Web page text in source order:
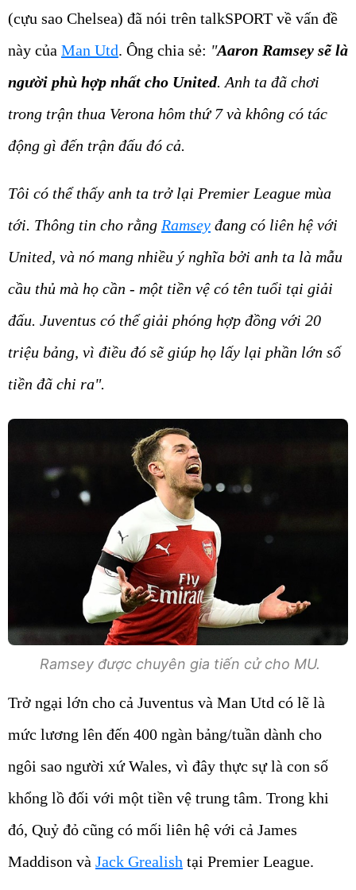
(cựu sao Chelsea) đã nói trên talkSPORT về vấn đề
này của Man Utd. Ông chia sẻ: "Aaron Ramsey sẽ là
người phù hợp nhất cho United. Anh ta đã chơi
trong trận thua Verona hôm thứ 7 và không có tác
động gì đến trận đấu đó cả.
Tôi có thể thấy anh ta trở lại Premier League mùa
tới. Thông tin cho rằng Ramsey đang có liên hệ với
United, và nó mang nhiều ý nghĩa bởi anh ta là mẫu
cầu thủ mà họ cần - một tiền vệ có tên tuổi tại giải
đấu. Juventus có thể giải phóng hợp đồng với 20
triệu bảng, vì điều đó sẽ giúp họ lấy lại phần lớn số
tiền đã chi ra".
Ramsey được chuyên gia tiến cử cho MU.
Trở ngại lớn cho cả Juventus và Man Utd có lẽ là
mức lương lên đến 400 ngàn bảng/tuần dành cho
ngôi sao người xứ Wales, vì đây thực sự là con số
khổng lồ đối với một tiền vệ trung tâm. Trong khi
đó, Quỷ đỏ cũng có mối liên hệ với cả James
Maddison và Jack Grealish tại Premier League.